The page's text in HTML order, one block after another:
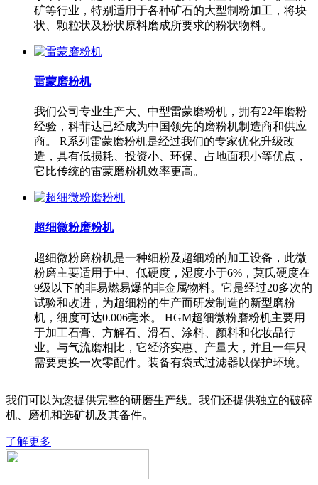
矿等行业，特别适用于各种矿石的大型制粉加工，将块
状、颗粒状及粉状原料磨成所要求的粉状物料。
雷蒙磨粉机
我们公司专业生产大、中型雷蒙磨粉机，拥有22年磨粉
经验，科菲达已经成为中国领先的磨粉机制造商和供应
商。 R系列雷蒙磨粉机是经过我们的专家优化升级改
造，具有低损耗、投资小、环保、占地面积小等优点，
它比传统的雷蒙磨粉机效率更高。
超细微粉磨粉机
超细微粉磨粉机是一种细粉及超细粉的加工设备，此微
粉磨主要适用于中、低硬度，湿度小于6%，莫氏硬度在
9级以下的非易燃易爆的非金属物料。它是经过20多次的
试验和改进，为超细粉的生产而研发制造的新型磨粉
机，细度可达0.006毫米。 HGM超细微粉磨粉机主要用
于加工石膏、方解石、滑石、涂料、颜料和化妆品行
业。与气流磨相比，它经济实惠、产量大，并且一年只
需要更换一次零配件。装备有袋式过滤器以保护环境。
我们可以为您提供完整的研磨生产线。我们还提供独立的破碎
机、磨机和选矿机及其备件。
了解更多